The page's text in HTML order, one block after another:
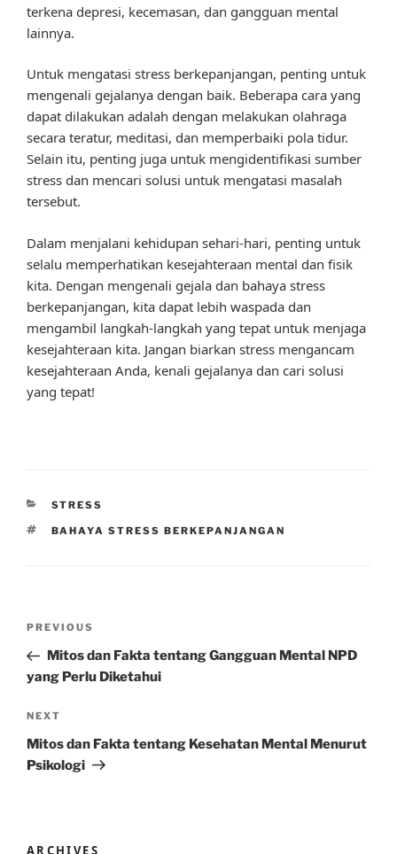
terkena depresi, kecemasan, dan gangguan mental
lainnya.
Untuk mengatasi stress berkepanjangan, penting untuk
mengenali gejalanya dengan baik. Beberapa cara yang
dapat dilakukan adalah dengan melakukan olahraga
secara teratur, meditasi, dan memperbaiki pola tidur.
Selain itu, penting juga untuk mengidentifikasi sumber
stress dan mencari solusi untuk mengatasi masalah
tersebut.
Dalam menjalani kehidupan sehari-hari, penting untuk
selalu memperhatikan kesejahteraan mental dan fisik
kita. Dengan mengenali gejala dan bahaya stress
berkepanjangan, kita dapat lebih waspada dan
mengambil langkah-langkah yang tepat untuk menjaga
kesejahteraan kita. Jangan biarkan stress mengancam
kesejahteraan Anda, kenali gejalanya dan cari solusi
yang tepat!
CATEGORIES
STRESS
TAGS
BAHAYA STRESS BERKEPANJANGAN
Previous
Post
PREVIOUS
Mitos dan Fakta tentang Gangguan Mental NPD
yang Perlu Diketahui
Next
Post
NEXT
Mitos dan Fakta tentang Kesehatan Mental Menurut
Psikologi
ARCHIVES